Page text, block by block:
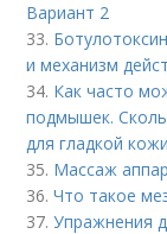
Вариант 2
33.
и механизм
34. Как часто
подмышек.
для гладкой кожи
35. Массаж
36.Что такое
37.Упражнения